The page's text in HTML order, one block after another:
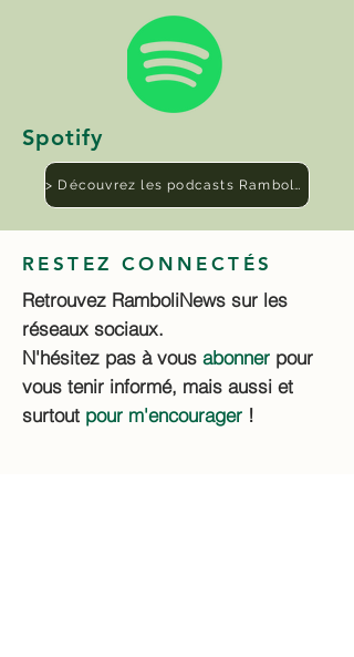
Spotify
> Découvrez les podcasts RamboliNews
RESTEZ CONNECTÉS
Retrouvez RamboliNews sur les
réseaux sociaux.
N'hésitez pas à vous abonner pour
vous tenir informé, mais aussi et
surtout pour m'encourager !